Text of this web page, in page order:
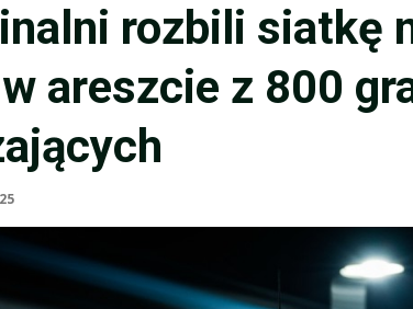
rozbili siatkę
areszcie z 800